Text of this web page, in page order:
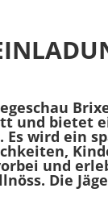
und bietet
wird ein
und
Die